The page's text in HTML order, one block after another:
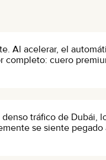
Al acelerar, el
cuero
tráfico de Dubái,
se siente